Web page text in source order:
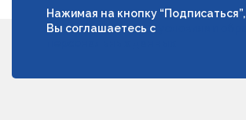
Нажимая на кнопку “Подписаться”,
Вы соглашаетесь с